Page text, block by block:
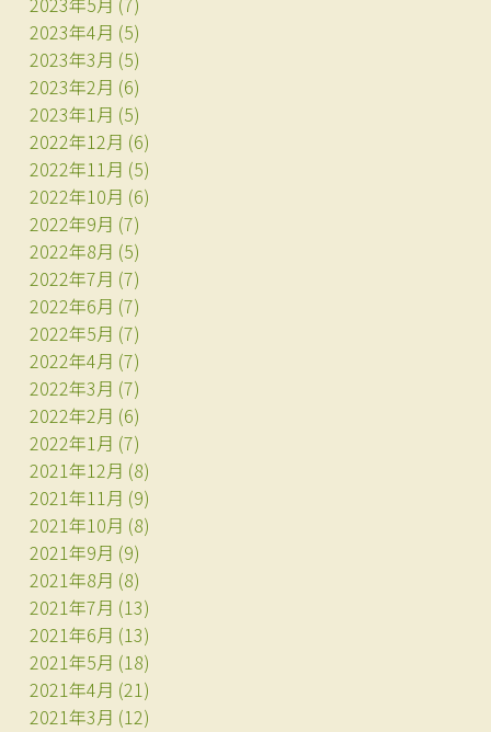
2023年4月 (5)
2023年3月 (5)
2023年2月 (6)
2023年1月 (5)
2022年12月 (6)
2022年11月 (5)
2022年10月 (6)
2022年9月 (7)
2022年8月 (5)
2022年7月 (7)
2022年6月 (7)
2022年5月 (7)
2022年4月 (7)
2022年3月 (7)
2022年2月 (6)
2022年1月 (7)
2021年12月 (8)
2021年11月 (9)
2021年10月 (8)
2021年9月 (9)
2021年8月 (8)
2021年7月 (13)
2021年6月 (13)
2021年5月 (18)
2021年4月 (21)
2021年3月 (12)